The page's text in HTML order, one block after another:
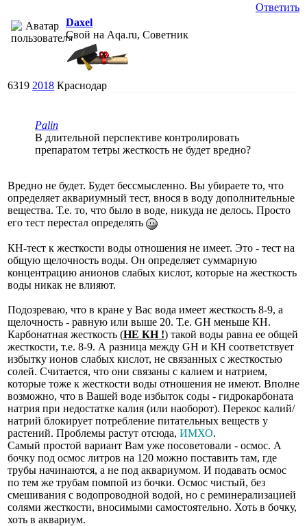
Ответить
Daxel
Свой на Aqa.ru, Советник
6319 2018 Краснодар
Palin
В длительной перспективе контролировать
препаратом тетры жесткость не будет вредно?
Вредно не будет. Будет бессмысленно. Вы убираете то, что
определяет аквариумный тест, внося в воду дополнительные
вещества. Т.е. то, что было в воде, никуда не делось. Просто
его тест перестал определять
КН-тест к жесткости воды отношения не имеет. Это - тест на
общую щелочность воды. Он определяет суммарную
концентрацию анионов слабых кислот, которые на жесткость
воды никак не влияют.
Подозреваю, что в кране у Вас вода имеет жесткость 8-9, а
щелочность - равную или выше 20. Т.е. GH меньше КН.
Карбонатная жесткость (НЕ КН !) такой воды равна ее общей
жесткости, т.е. 8-9. А разница между GH и КН соответствует
избытку ионов слабых кислот, не связанных с жесткостью
солей. Считается, что они связаны с калием и натрием,
которые тоже к жесткости воды отношения не имеют. Вполне
возможно, что в Вашей воде избыток соды - гидрокарбоната
натрия при недостатке калия (или наоборот). Перекос калий/
натрий блокирует потребление питательных веществ у
растений. Проблемы растут отсюда, ИМХО.
Самый простой вариант Вам уже посоветовали - осмос. А
бочку под осмос литров на 120 можно поставить там, где
трубы начинаются, а не под аквариумом. И подавать осмос
по тем же трубам помпой из бочки. Осмос чистый, без
смешивания с водопроводной водой, но с реминерализацией
солями жесткости, вносимыми самостоятельно. Хоть в бочку,
хоть в аквариум.